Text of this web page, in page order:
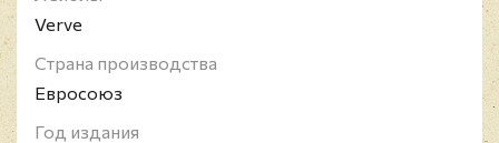
Verve
Страна производства
Евросоюз
Год издания